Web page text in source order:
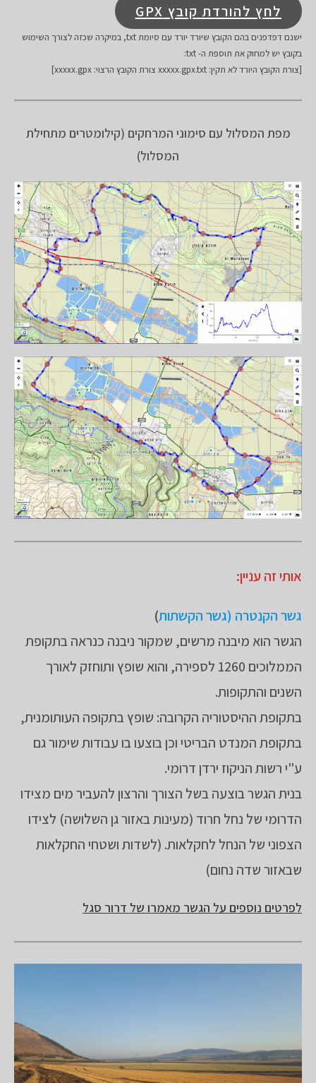
לחץ להורדת קובץ GPX
ישנם דפדפנים בהם הקובץ שיורד יורד עם סיומת txt, במיקרה שכזה לצורך השימוש
בקובץ יש למחוק את תוספת ה- txt:
[צורת הקובץ היורד לא תקין: xxxxx.gpx.txt צורת הקובץ הרצוי: xxxxx.gpx]
מפת המסלול עם סימוני המרחקים (קילומטרים מתחילת
המסלול)
אותי זה עניין:
גשר הקנטרה (גשר הקשתות)
הגשר הוא מיבנה מרשים, שמקור ניבנה כנראה בתקופת
הממלוכים 1260 לספירה, והוא שופץ ותוחזק לאורך
השנים והתקופות.
בתקופת ההיסטוריה הקרובה: שופץ בתקופה העותומנית,
בתקופת המנדט הבריטי וכן בוצעו בו עבודות שימור גם
ע"י רשות הניקוז ירדן דרומי.
בנית הגשר בוצעה בשל הצורך והרצון להעביר מים מצידו
הדרומי של נחל חרוד (מעינות באזור גן השלושה) לצידו
הצפוני של הנחל לחקלאות. (לשדות ושטחי החקלאות
שבאזור שדה נחום)
לפרטים נוספים על הגשר מאמרו של דרור סגל